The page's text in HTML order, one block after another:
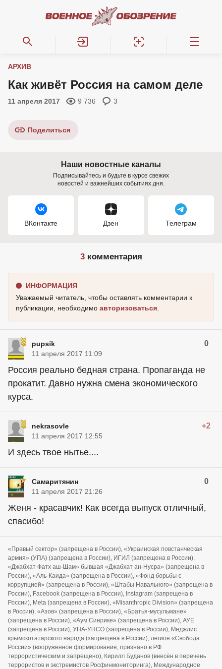
АРХИВ
Как живёт Россия на самом деле
11 апреля 2017 9 736 3
Поделиться
Наши новостные каналы
Подписывайтесь и будьте в курсе свежих
новостей и важнейших событиях дня.
ВКонтакте Дзен Телеграм
3комментария
ИНФОРМАЦИЯ
Уважаемый читатель, чтобы оставлять комментарии к
публикации, необходимо авторизоваться
pupsik 0
11 апреля 2017 11:09
Россия реально бедная страна. Пропаганда не
прокатит. Давно нужна смена экономического
курса.
nekrasovle +2
11 апреля 2017 12:55
И здесь твое нытье....
Самаритянин 0
11 апреля 2017 21:26
Женя - красавчик! Как всегда выпуск отличный,
спасибо!
«Правый сектор» (запрещена в России), «Украинская повстанческая
армия» (УПА) (запрещена в России), ИГИЛ (запрещена в России),
«Джабхат Фатх аш-Шам» бывшая «Джабхат ан-Нусра» (запрещена в
России), «Аль-Каида» (запрещена в России), «Фонд борьбы с
коррупцией» (запрещена в России), «Штабы Навального» (запрещена в
России), Facebook (запрещена в России), Instagram (запрещена в
России), Meta (запрещена в России), «Misanthropic Division» (запрещена
в России), «Азов» (запрещена в России), «Братья-мусульмане»
(запрещена в России), «Аум Синрике» (запрещена в России), АУЕ
(запрещена в России), УНА-УНСО (запрещена в России), Меджлис
крымскотатарского народа (запрещена в России), легион «Свобода
России» (вооруженное формирование, признано в РФ
террористическим и запрещено), Кирилл Буданов (внесён в перечень
террористов и экстремистов Росфинмониторинга), Международное